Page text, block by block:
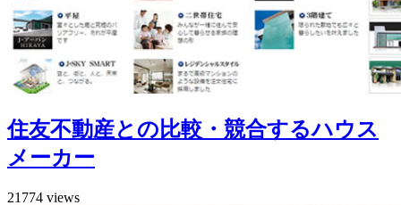
住友不動産との比較・競合するハウス
メーカー
21774 views